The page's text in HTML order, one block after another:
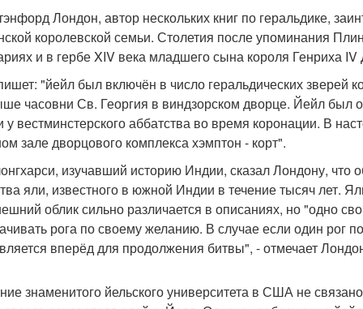
Лондон, автор нескольких книг по геральдике,
королевской семьи. Столетия после упоминания
и в гербе XIV века младшего сына короля Генриха
"йейл был включён в число геральдических зверей
часовни Св. Георгия в виндзорском дворце. Йейл был
у вестминстерского аббатства во время коронации. В
зале дворцового комплекса хэмптон - корт".
изучавший историю Индии, сказал Лондону, что
яли, известного в южной Индии в течение тысяч лет.
облик сильно различается в описаниях, но "одно
рога по своему желанию. В случае если один рог
вперёд для продолжения битвы", - отмечает
знаменитого йельского университета в США не